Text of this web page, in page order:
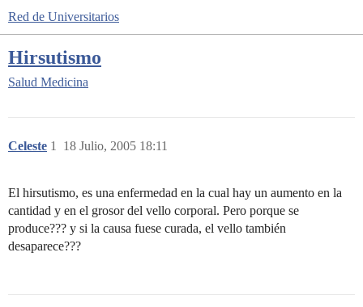
Red de Universitarios
Hirsutismo
Salud Medicina
Celeste 18 Julio, 2005 18:11
1
El hirsutismo, es una enfermedad en la cual hay un aumento en la
cantidad y en el grosor del vello corporal. Pero porque se
produce??? y si la causa fuese curada, el vello también
desaparece???